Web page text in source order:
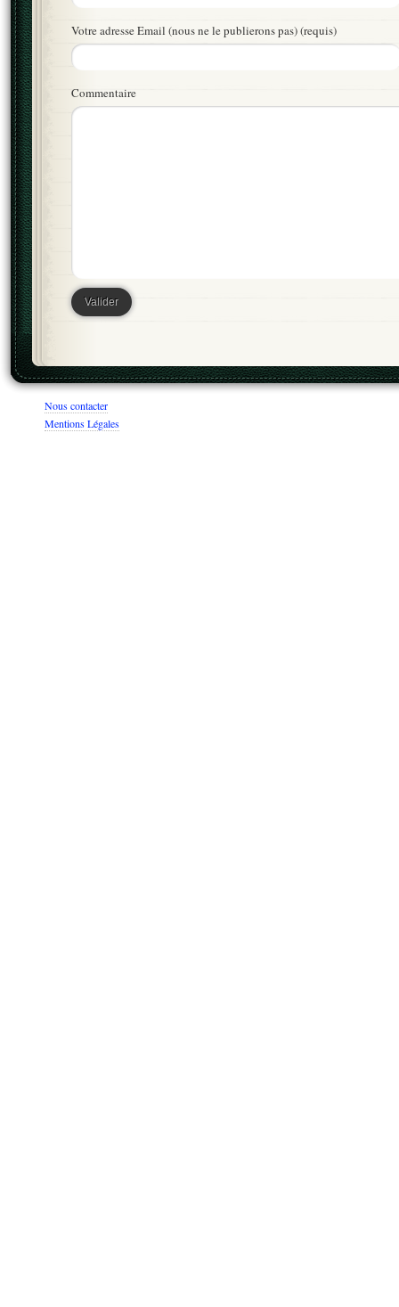
Votre adresse Email (nous ne le publierons pas) (requis)
Commentaire
Nous contacter
Mentions Légales